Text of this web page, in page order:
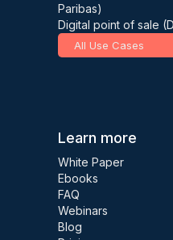
Paribas)
Digital point of sale
All Use Cases
Learn more
White Paper
Ebooks
FAQ
Webinars
Blog